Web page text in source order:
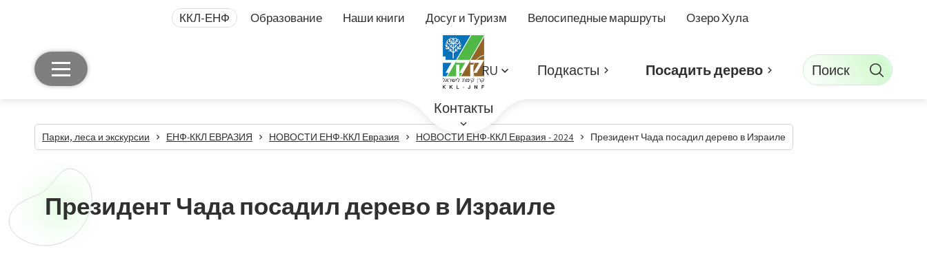
ККЛ-ЕНФ Образование Наши книги Досуг и Туризм Велосипедные маршруты Озеро Хула
Контакты
RU Подкасты Посадить дерево Поиск
Парки, леса и экскурсии ЕНФ-ККЛ ЕВРАЗИЯ НОВОСТИ ЕНФ-ККЛ Евразия НОВОСТИ ЕНФ-ККЛ Евразия - 2024 Президент Чада посадил дерево в Израиле
Президент Чада посадил дерево в Израиле